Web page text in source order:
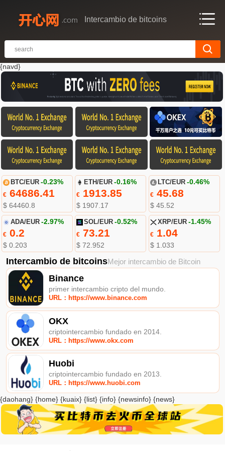
Intercambio de bitcoins
{navd}
BTC/EUR -0.23%
€64686.41
$ 64460.8
ETH/EUR -0.16%
€ 1913.85
$ 1907.17
LTC/EUR -0.46%
€45.68
$ 45.52
ADA/EUR -2.97%
€0.2
$ 0.203
SOL/EUR -0.52%
€ 73.21
$ 72.952
XRP/EUR -1.45%
€1.04
$ 1.033
Intercambio de bitcoinsMejor intercambio de Bitcoin
Binance
primer intercambio cripto del mundo.
URL：https://www.binance.com
OKX
criptointercambio fundado en 2014.
URL：https://www.okx.com
Huobi
criptointercambio fundado en 2013.
URL：https://www.huobi.com
{daohang} {home} {kuaix} {list} {info} {newsinfo} {news}